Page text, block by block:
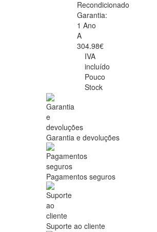
Recondicionado
Garantia:
1 Ano
A
304.98€
IVA
incluído
Pouco
Stock
Garantia e devoluções
Pagamentos seguros
Suporte ao cliente